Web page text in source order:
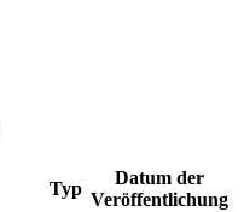
Typ
Datum der
Veröffentlichung